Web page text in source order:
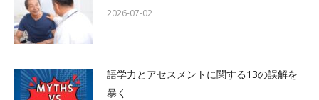
2026-07-02
語学力とアセスメントに関する13の誤解を
暴く